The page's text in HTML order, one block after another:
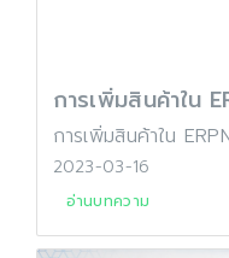
การเพิ่มสินค้าใน
การเพิ่มสินค้าใน
2023-03-16
อ่านบทความ